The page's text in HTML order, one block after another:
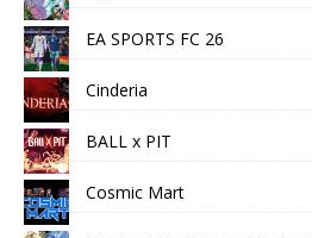
EA SPORTS FC 26
Cinderia
BALL x PIT
Cosmic Mart